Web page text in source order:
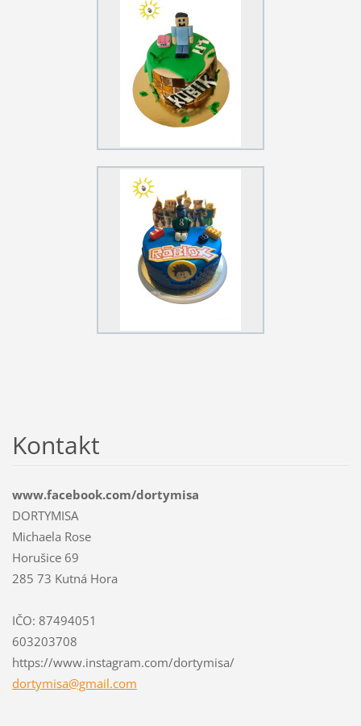
Kontakt
www.facebook.com/dortymisa
DORTYMISA
Michaela Rose
Horušice 69
285 73 Kutná Hora
IČO: 87494051
603203708
https://www.instagram.com/dortymisa/
dortymisa@gmail.com